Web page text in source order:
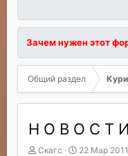
Зачем нужен этот
Общий раздел
Н О В О С Т И
А
Скагс
Д
22 Мар 2011